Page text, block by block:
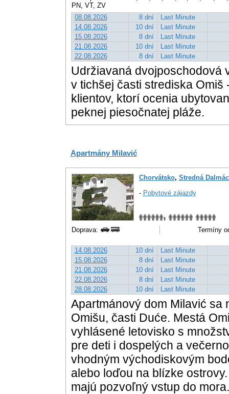
PN, VT, ZV
08.08.2026
8 dní Last Minute
14.08.2026
10 dní Last Minute
15.08.2026
8 dní Last Minute
21.08.2026
10 dní Last Minute
22.08.2026
8 dní Last Minute
Udržiavaná dvojposchodová
v tichšej časti strediska
klientov, ktorí ocenia
peknej piesočnatej pláže.
Apartmány Milavić
Chorvátsko, Stredná
- Pobytové zájazdy
Doprava: Termíny
14.08.2026 10 dní
Last Minute
15.08.2026
8 dní
Last Minute
21.08.2026
10 dní Last Minute
22.08.2026
8 dní Last Minute
28.08.2026
10 dní Last Minute
Apartmánový dom Milavić sa
Omišu, časti Duće. Mestá
vyhlásené letovisko s
pre deti i dospelých a
vhodným východiskovým
alebo loďou na blízke
majú pozvoľný vstup do mora.